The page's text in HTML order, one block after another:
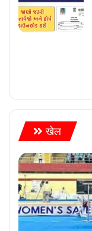
खेल